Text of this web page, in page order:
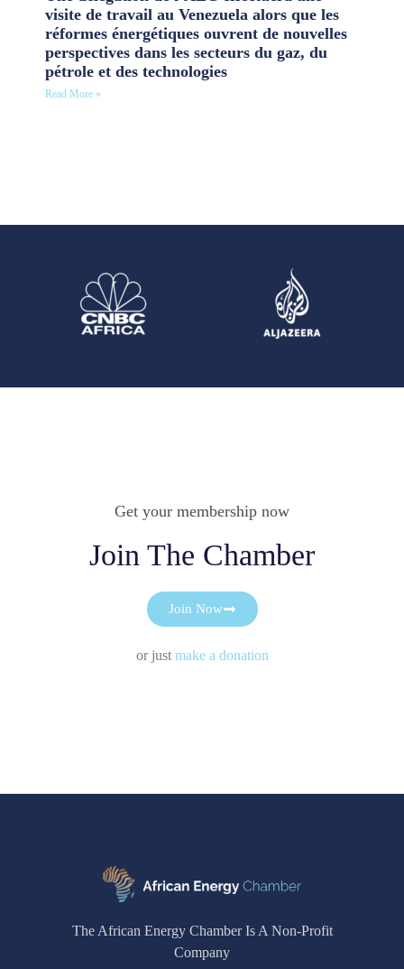
visite de travail au Venezuela alors que les
réformes énergétiques ouvrent de nouvelles
perspectives dans les secteurs du gaz, du
pétrole et des technologies
Read More »
Get your membership now
Join The Chamber
Join Now
or just make a donation
The African Energy Chamber Is A Non-Profit
Company